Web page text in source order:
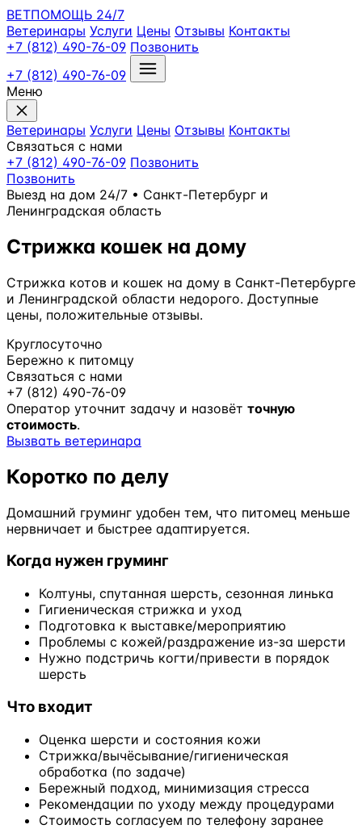
ВЕТПОМОЩЬ 24/7
Ветеринары Услуги Цены Отзывы Контакты
+7 (812) 490-76-09 Позвонить
+7 (812) 490-76-09
Меню
Ветеринары Услуги Цены Отзывы Контакты
Связаться с нами
+7 (812) 490-76-09 Позвонить
Позвонить
Выезд на дом 24/7 • Санкт-Петербург и
Ленинградская область
Стрижка кошек на дому
Стрижка котов и кошек на дому в Санкт-Петербурге
и Ленинградской области недорого. Доступные
цены, положительные отзывы.
Круглосуточно
Бережно к питомцу
Связаться с нами
+7 (812) 490-76-09
Оператор уточнит задачу и назовёт точную
стоимость.
Вызвать ветеринара
Коротко по делу
Домашний груминг удобен тем, что питомец меньше
нервничает и быстрее адаптируется.
Когда нужен груминг
Колтуны, спутанная шерсть, сезонная линька
Гигиеническая стрижка и уход
Подготовка к выставке/мероприятию
Проблемы с кожей/раздражение из-за шерсти
Нужно подстричь когти/привести в порядок
шерсть
Что входит
Оценка шерсти и состояния кожи
Стрижка/вычёсывание/гигиеническая
обработка (по задаче)
Бережный подход, минимизация стресса
Рекомендации по уходу между процедурами
Стоимость согласуем по телефону заранее